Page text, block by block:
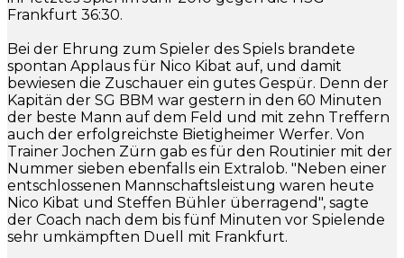
Frankfurt 36:30.
Bei der Ehrung zum Spieler des Spiels brandete
spontan Applaus für Nico Kibat auf, und damit
bewiesen die Zuschauer ein gutes Gespür. Denn der
Kapitän der SG BBM war gestern in den 60 Minuten
der beste Mann auf dem Feld und mit zehn Treffern
auch der erfolgreichste Bietigheimer Werfer. Von
Trainer Jochen Zürn gab es für den Routinier mit der
Nummer sieben ebenfalls ein Extralob. "Neben einer
entschlossenen Mannschaftsleistung waren heute
Nico Kibat und Steffen Bühler überragend", sagte
der Coach nach dem bis fünf Minuten vor Spielende
sehr umkämpften Duell mit Frankfurt.